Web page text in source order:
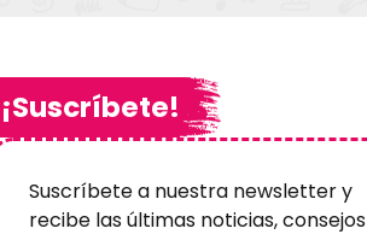
¡Suscríbete!
Suscríbete a nuestra newsletter y
recibe las últimas noticias, consejos